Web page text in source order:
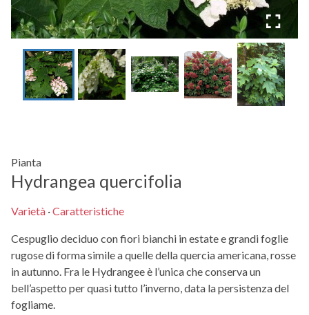
Pianta
Hydrangea quercifolia
Varietà ·Caratteristiche
Cespuglio deciduo con fiori bianchi in estate e grandi foglie
rugose di forma simile a quelle della quercia americana, rosse
in autunno. Fra le Hydrangee è l’unica che conserva un
bell’aspetto per quasi tutto l’inverno, data la persistenza del
fogliame.